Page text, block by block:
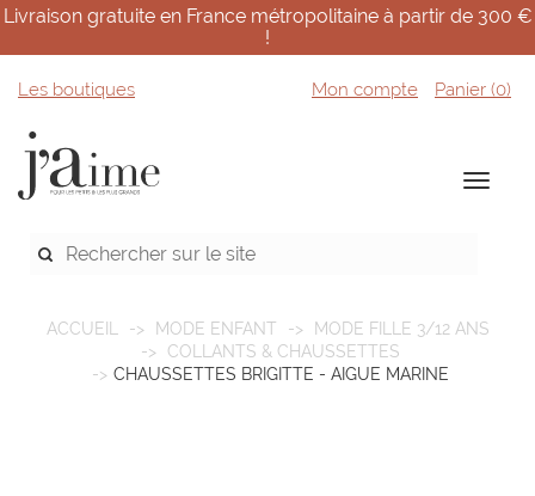
Livraison gratuite en France métropolitaine à partir de 300 €
!
Les boutiques Mon compte Panier (0)
ACCUEIL MODE ENFANT
MODE FILLE 3/12 ANS
COLLANTS & CHAUSSETTES
CHAUSSETTES BRIGITTE - AIGUE MARINE